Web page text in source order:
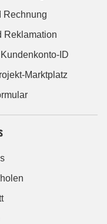
Rechnung
Reklamation
ID
Marktplatz